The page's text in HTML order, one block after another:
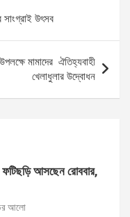
সাংগ্রাই উৎসব
মামাদের ঐতিহ্যবাহী
খেলাধুলার উদ্বোধন
ফটিছড়ি আসছেন রোববার,
আলো